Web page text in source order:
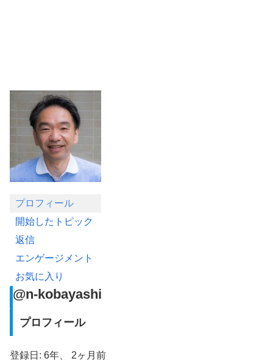
プロフィール
開始したトピック
返信
エンゲージメント
お気に入り
@n-kobayashi
プロフィール
登録日: 6年、 2ヶ月前